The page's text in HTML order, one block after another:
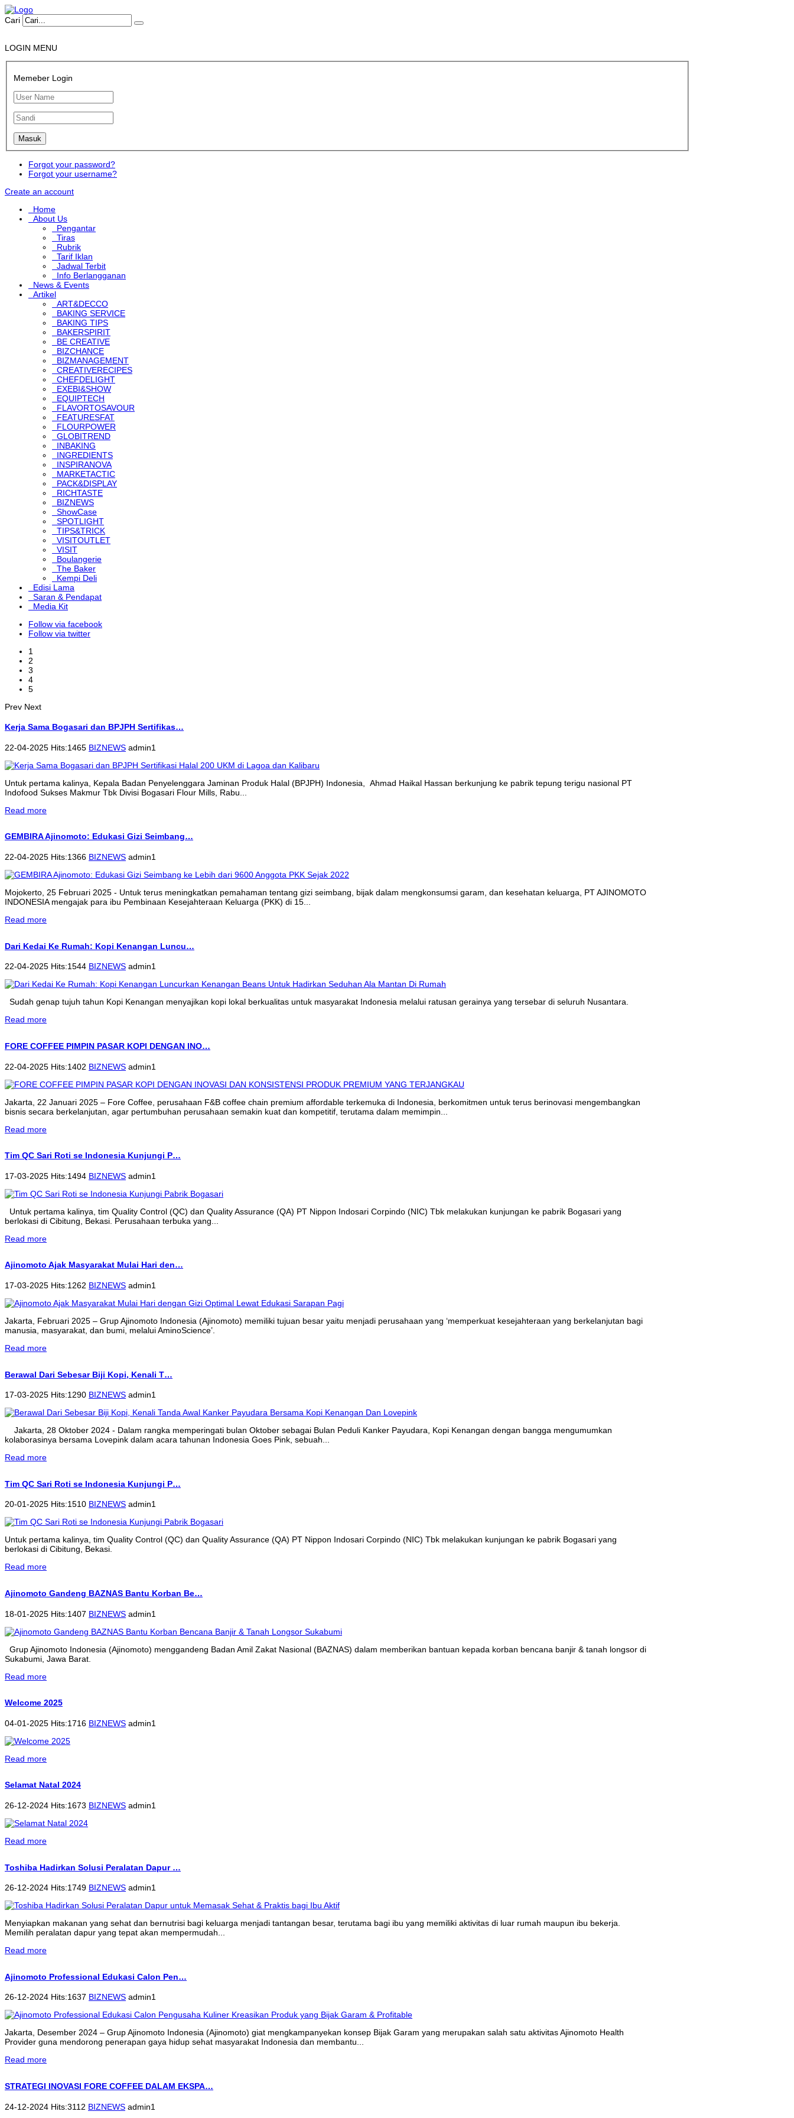
Cari
LOGIN MENU
Memeber Login
Forgot your password?
Forgot your username?
Create an account
Home
About Us
Pengantar
Tiras
Rubrik
Tarif Iklan
Jadwal Terbit
Info Berlangganan
News & Events
Artikel
ART&DECCO
BAKING SERVICE
BAKING TIPS
BAKERSPIRIT
BE CREATIVE
BIZCHANCE
BIZMANAGEMENT
CREATIVERECIPES
CHEFDELIGHT
EXEBI&SHOW
EQUIPTECH
FLAVORTOSAVOUR
FEATURESFAT
FLOURPOWER
GLOBITREND
INBAKING
INGREDIENTS
INSPIRANOVA
MARKETACTIC
PACK&DISPLAY
RICHTASTE
BIZNEWS
ShowCase
SPOTLIGHT
TIPS&TRICK
VISITOUTLET
VISIT
Boulangerie
The Baker
Kempi Deli
Edisi Lama
Saran & Pendapat
Media Kit
Follow via facebook
Follow via twitter
1
2
3
4
5
Prev Next
Kerja Sama Bogasari dan BPJPH Sertifikas…
22-04-2025 Hits:1465 BIZNEWS admin1
Untuk pertama kalinya, Kepala Badan Penyelenggara Jaminan Produk Halal (BPJPH) Indonesia, Ahmad Haikal Hassan berkunjung ke pabrik tepung terigu nasional PT
Indofood Sukses Makmur Tbk Divisi Bogasari Flour Mills, Rabu...
Read more
GEMBIRA Ajinomoto: Edukasi Gizi Seimbang…
22-04-2025 Hits:1366 BIZNEWS admin1
Mojokerto, 25 Februari 2025 - Untuk terus meningkatkan pemahaman tentang gizi seimbang, bijak dalam mengkonsumsi garam, dan kesehatan keluarga, PT AJINOMOTO
INDONESIA mengajak para ibu Pembinaan Kesejahteraan Keluarga (PKK) di 15...
Read more
Dari Kedai Ke Rumah: Kopi Kenangan Luncu…
22-04-2025 Hits:1544 BIZNEWS admin1
Sudah genap tujuh tahun Kopi Kenangan menyajikan kopi lokal berkualitas untuk masyarakat Indonesia melalui ratusan gerainya yang tersebar di seluruh Nusantara.
Read more
FORE COFFEE PIMPIN PASAR KOPI DENGAN INO…
22-04-2025 Hits:1402 BIZNEWS admin1
Jakarta, 22 Januari 2025 – Fore Coffee, perusahaan F&B coffee chain premium affordable terkemuka di Indonesia, berkomitmen untuk terus berinovasi mengembangkan
bisnis secara berkelanjutan, agar pertumbuhan perusahaan semakin kuat dan kompetitif, terutama dalam memimpin...
Read more
Tim QC Sari Roti se Indonesia Kunjungi P…
17-03-2025 Hits:1494 BIZNEWS admin1
Untuk pertama kalinya, tim Quality Control (QC) dan Quality Assurance (QA) PT Nippon Indosari Corpindo (NIC) Tbk melakukan kunjungan ke pabrik Bogasari yang
berlokasi di Cibitung, Bekasi. Perusahaan terbuka yang...
Read more
Ajinomoto Ajak Masyarakat Mulai Hari den…
17-03-2025 Hits:1262 BIZNEWS admin1
Jakarta, Februari 2025 – Grup Ajinomoto Indonesia (Ajinomoto) memiliki tujuan besar yaitu menjadi perusahaan yang ‘memperkuat kesejahteraan yang berkelanjutan bagi
manusia, masyarakat, dan bumi, melalui AminoScience’.
Read more
Berawal Dari Sebesar Biji Kopi, Kenali T…
17-03-2025 Hits:1290 BIZNEWS admin1
Jakarta, 28 Oktober 2024 - Dalam rangka memperingati bulan Oktober sebagai Bulan Peduli Kanker Payudara, Kopi Kenangan dengan bangga mengumumkan
kolaborasinya bersama Lovepink dalam acara tahunan Indonesia Goes Pink, sebuah...
Read more
Tim QC Sari Roti se Indonesia Kunjungi P…
20-01-2025 Hits:1510 BIZNEWS admin1
Untuk pertama kalinya, tim Quality Control (QC) dan Quality Assurance (QA) PT Nippon Indosari Corpindo (NIC) Tbk melakukan kunjungan ke pabrik Bogasari yang
berlokasi di Cibitung, Bekasi.
Read more
Ajinomoto Gandeng BAZNAS Bantu Korban Be…
18-01-2025 Hits:1407 BIZNEWS admin1
Grup Ajinomoto Indonesia (Ajinomoto) menggandeng Badan Amil Zakat Nasional (BAZNAS) dalam memberikan bantuan kepada korban bencana banjir & tanah longsor di
Sukabumi, Jawa Barat.
Read more
Welcome 2025
04-01-2025 Hits:1716 BIZNEWS admin1
Read more
Selamat Natal 2024
26-12-2024 Hits:1673 BIZNEWS admin1
Read more
Toshiba Hadirkan Solusi Peralatan Dapur …
26-12-2024 Hits:1749 BIZNEWS admin1
Menyiapkan makanan yang sehat dan bernutrisi bagi keluarga menjadi tantangan besar, terutama bagi ibu yang memiliki aktivitas di luar rumah maupun ibu bekerja.
Memilih peralatan dapur yang tepat akan mempermudah...
Read more
Ajinomoto Professional Edukasi Calon Pen…
26-12-2024 Hits:1637 BIZNEWS admin1
Jakarta, Desember 2024 – Grup Ajinomoto Indonesia (Ajinomoto) giat mengkampanyekan konsep Bijak Garam yang merupakan salah satu aktivitas Ajinomoto Health
Provider guna mendorong penerapan gaya hidup sehat masyarakat Indonesia dan membantu...
Read more
STRATEGI INOVASI FORE COFFEE DALAM EKSPA…
24-12-2024 Hits:3112 BIZNEWS admin1